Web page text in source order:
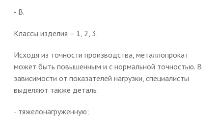
- В.
Классы изделия – 1, 2, 3.
Исходя из точности производства, металлопрокат
может быть повышенным и с нормальной точностью. В
зависимости от показателей нагрузки, специалисты
выделяют также деталь:
- тяжелонагруженную;